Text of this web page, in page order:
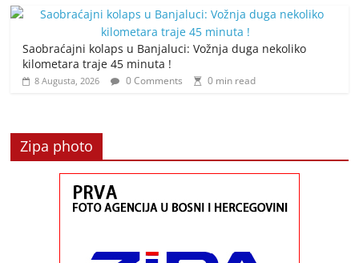
Saobraćajni kolaps u Banjaluci: Vožnja duga nekoliko
kilometara traje 45 minuta !
8 Augusta, 2026 0 Comments 0 min read
Zipa photo